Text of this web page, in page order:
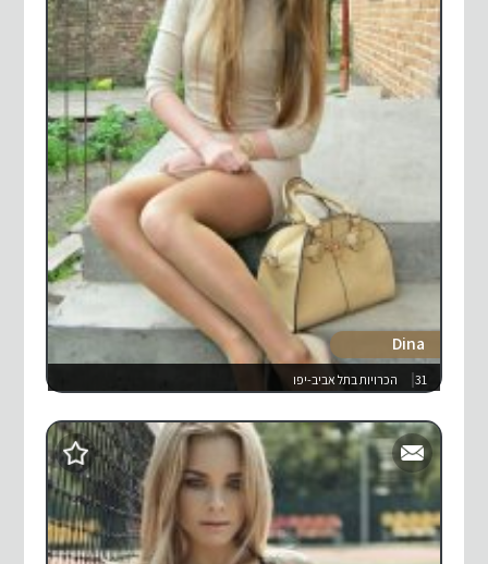
Dina
31 הכרויות בתל אביב-יפו